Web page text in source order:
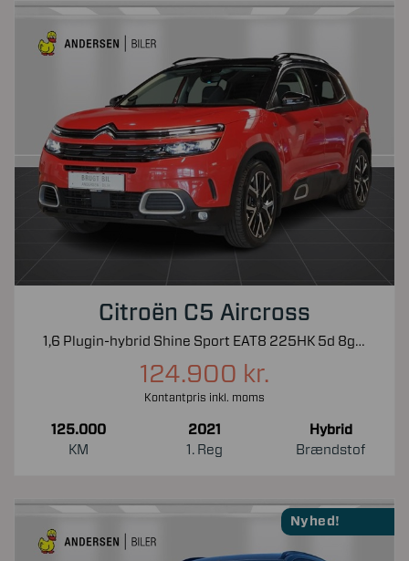
Citroën C5 Aircross
1,6 Plugin-hybrid Shine Sport EAT8 225HK 5d 8g Aut.
124.900 kr.
Kontantpris inkl. moms
125.000
KM
2021
1. Reg
Hybrid
Brændstof
Nyhed!